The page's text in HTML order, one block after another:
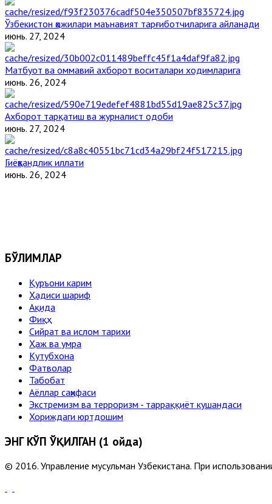
Ўзбекистон ҳожилари маънавият тарғиботчиларига айланади
июнь. 27, 2024
Матбуот ва оммавий ахборот воситалари ходимларига
июнь. 26, 2024
Ахборот тарқатиш ва журналист одоби
июнь. 27, 2024
Гиёҳвандлик иллати
июнь. 26, 2024
БЎЛИМЛАР
Қуръони карим
Ҳадиси шариф
Ақида
Фиқҳ
Сийрат ва ислом тарихи
Ҳаж ва умра
Кутубхона
Фатволар
Табобат
Аёллар саҳифаси
Экстремизм ва терроризм - тарраққиёт кушандаси
Хориждаги юртдошим
ЭНГ КЎП ЎҚИЛГАН (1 ойда)
© 2016. Управление мусульман Узбекистана. При